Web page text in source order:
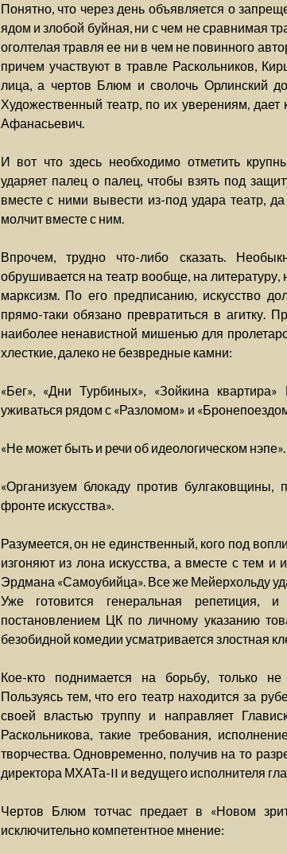
Понятно, что через день объявляется о
ядом и злобой буйная, ни с чем не сравнимая
оголтелая травля ее ни в чем не повинного
причем участвуют в травле Раскольников,
лица, а чертов Блюм и сволочь Орлинский
Художественный театр, по их уверениям,
Афанасьевич.
И вот что здесь необходимо отметить
ударяет палец о палец, чтобы взять под
вместе с ними вывести из-под удара театр,
молчит вместе с ним.
Впрочем, трудно что-либо сказать.
обрушивается на театр вообще, на литературу,
марксизм. По его предписанию, искусство
прямо-таки обязано превратиться в агитку.
наиболее ненавистной мишенью для
хлесткие, далеко не безвредные камни:
«Бег», «Дни Турбиных», «Зойкина
уживаться рядом с «Разломом» и
«Не может быть и речи об идеологическом нэпе».
«Организуем блокаду против булгаковщины,
фронте искусства».
Разумеется, он не единственный, кого под
изгоняют из лона искусства, а вместе с тем
Эрдмана «Самоубийца». Все же Мейерхольду
Уже готовится генеральная репетиция,
постановлением ЦК по личному указанию
безобидной комедии усматривается злостная
Кое-кто поднимается на борьбу, только
Пользуясь тем, что его театр находится за
своей властью труппу и направляет
Раскольникова, такие требования,
творчества. Одновременно, получив на то
директора МХАТа-II и ведущего исполнителя
Чертов Блюм тотчас предает в «Новом
исключительно компетентное мнение: